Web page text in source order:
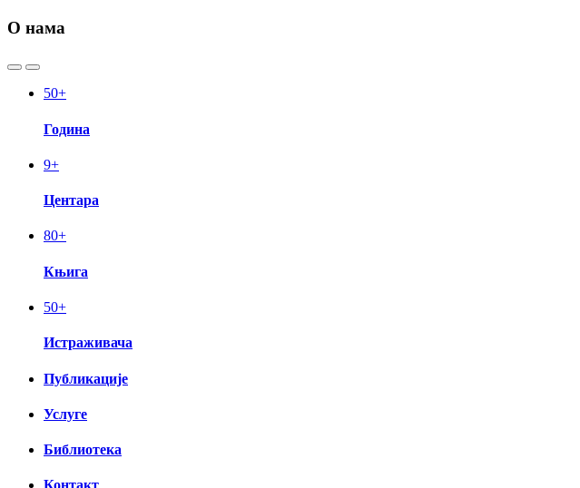
О нама
50+
Година
9+
Центара
80+
Књига
50+
Истраживача
Публикације
Услуге
Библиотека